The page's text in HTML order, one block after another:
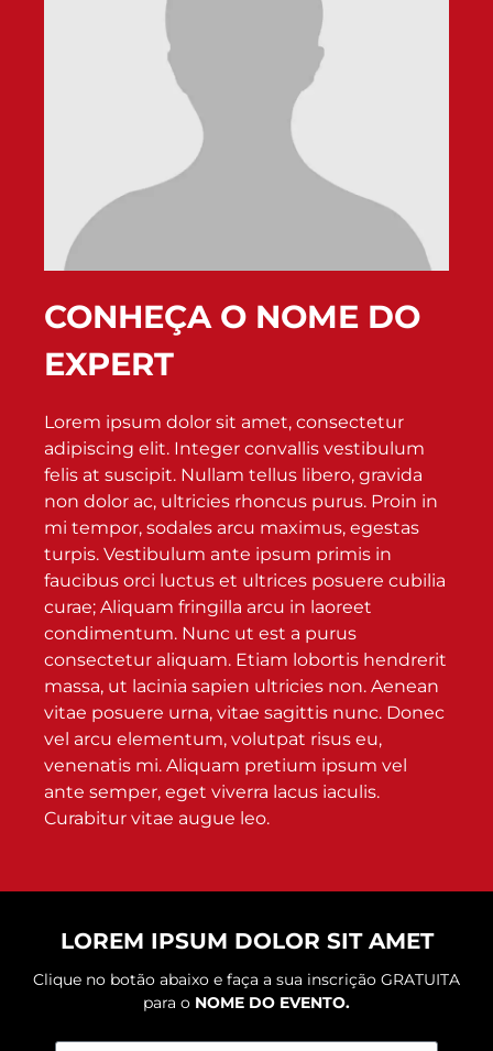
CONHEÇA O NOME DO
EXPERT
Lorem ipsum dolor sit amet, consectetur
adipiscing elit. Integer convallis vestibulum
felis at suscipit. Nullam tellus libero, gravida
non dolor ac, ultricies rhoncus purus. Proin in
mi tempor, sodales arcu maximus, egestas
turpis. Vestibulum ante ipsum primis in
faucibus orci luctus et ultrices posuere cubilia
curae; Aliquam fringilla arcu in laoreet
condimentum. Nunc ut est a purus
consectetur aliquam. Etiam lobortis hendrerit
massa, ut lacinia sapien ultricies non. Aenean
vitae posuere urna, vitae sagittis nunc. Donec
vel arcu elementum, volutpat risus eu,
venenatis mi. Aliquam pretium ipsum vel
ante semper, eget viverra lacus iaculis.
Curabitur vitae augue leo.
LOREM IPSUM DOLOR SIT AMET
Clique no botão abaixo e faça a sua inscrição GRATUITA
para o NOME DO EVENTO.